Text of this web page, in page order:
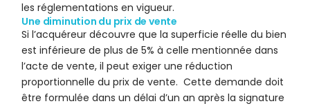
les réglementations en vigueur.
Une diminution du prix de vente
Si l’acquéreur découvre que la superficie réelle du bien
est inférieure de plus de 5% à celle mentionnée dans
l’acte de vente, il peut exiger une réduction
proportionnelle du prix de vente. Cette demande doit
être formulée dans un délai d’un an après la signature